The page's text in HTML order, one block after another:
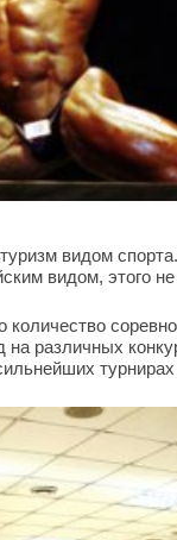
видом
видом, этого
количество
различных